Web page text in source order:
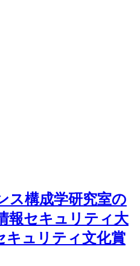
ス構成学研究室の
報セキュリティ大
キュリティ文化賞